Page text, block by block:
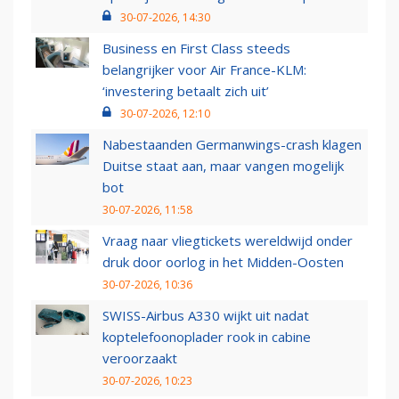
30-07-2026, 14:30
Business en First Class steeds
belangrijker voor Air France-KLM:
‘investering betaalt zich uit’
30-07-2026, 12:10
Nabestaanden Germanwings-crash klagen
Duitse staat aan, maar vangen mogelijk
bot
30-07-2026, 11:58
Vraag naar vliegtickets wereldwijd onder
druk door oorlog in het Midden-Oosten
30-07-2026, 10:36
SWISS-Airbus A330 wijkt uit nadat
koptelefoonoplader rook in cabine
veroorzaakt
30-07-2026, 10:23